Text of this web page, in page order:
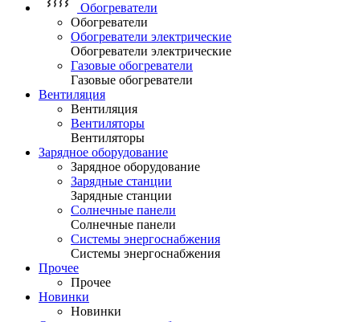
Обогреватели
Обогреватели
Обогреватели электрические
Обогреватели электрические
Газовые обогреватели
Газовые обогреватели
Вентиляция
Вентиляция
Вентиляторы
Вентиляторы
Зарядное оборудование
Зарядное оборудование
Зарядные станции
Зарядные станции
Солнечные панели
Солнечные панели
Системы энергоснабжения
Системы энергоснабжения
Прочее
Прочее
Новинки
Новинки